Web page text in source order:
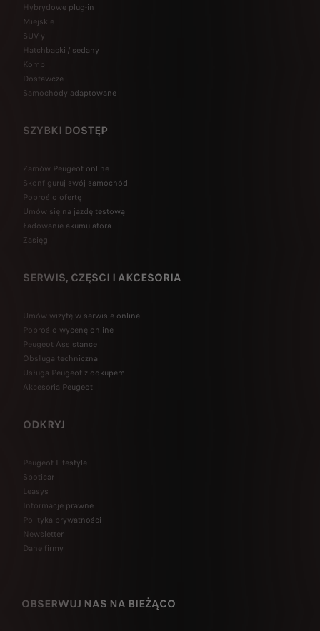
Hybrydowe plug-in
Miejskie
SUV-y
Hatchbacki / sedany
Kombi
Dostawcze
Samochody adaptowane
SZYBKI DOSTĘP
Zamów Peugeot online
Skonfiguruj swój samochód
Poproś o ofertę
Umów się na jazdę testową
Ładowanie akumulatora
Zasięg
SERWIS, CZĘSCI I AKCESORIA
Umów wizytę w serwisie online
Poproś o wycenę online
Peugeot Assistance
Obsługa techniczna
Usługa Peugeot z odkupem
Akcesoria Peugeot
ODKRYJ
Peugeot Lifestyle
Spoticar
Leasys
Informacje prawne
Polityka prywatności
Newsletter
Dane firmy
OBSERWUJ NAS NA BIEŻĄCO